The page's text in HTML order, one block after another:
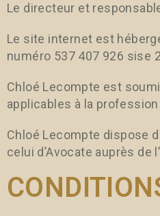
Le directeur et
Le site internet est
numéro 537 407 926 sise
Chloé Lecompte est
applicables à la profession
Chloé Lecompte dispose
celui d’Avocate auprès de